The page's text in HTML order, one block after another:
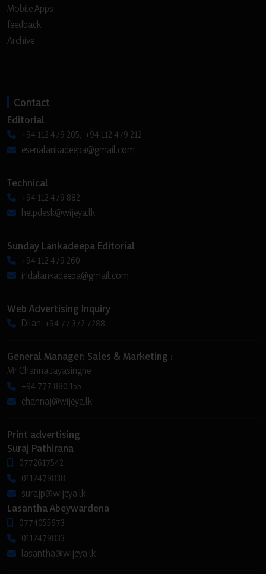
Mobile Apps
feedback
Archive
Contact
Editorial
+94 112 479 205, +94 112 479 212
esenalankadeepa@gmail.com
Technical
+94 112 479 882
helpdesk@wijeya.lk
Sunday Lankadeepa Editorial
+94 112 479 260
iridalankadeepa@gmail.com
Web Advertising Inquiry
Dilan: +94 77 372 7288
General Manager: Sales & Marketing :
Mr Channa Jayasinghe
+94 777 880 155
channaj@wijeya.lk
Print advertising
Suraj Pathirana
0772617542
0112479838
surajp@wijeya.lk
Lasantha Abeywardena
0774055673
0112479833
lasantha@wijeya.lk